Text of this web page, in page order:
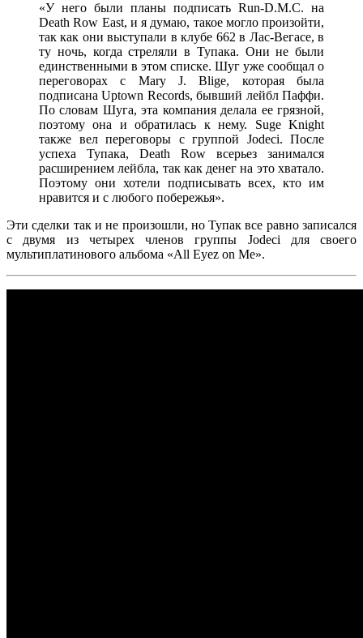
«У него были планы подписать Run-D.M.C. на
Death Row East, и я думаю, такое могло произойти,
так как они выступали в клубе 662 в Лас-Вегасе, в
ту ночь, когда стреляли в Тупака. Они не были
единственными в этом списке. Шуг уже сообщал о
переговорах с Mary J. Blige, которая была
подписанаUptown Records, бывший лейблПаффи.
По словам Шуга, эта компания делала ее грязной,
поэтому она и обратилась к нему. Suge Knight
также вел переговоры с группой Jodeci. После
успеха Тупака, Death Row всерьез занимался
расширением лейбла, так как денег на это хватало.
Поэтому они хотели подписывать всех, кто им
нравится и с любого побережья».
Эти сделки так и не произошли, ноТупак все равно записался
с двумя из четырех членов группы Jodeci для своего
мультиплатинового альбома «All Eyez on Me».